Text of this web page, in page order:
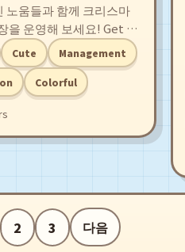
노움들과 함께 크리스마
을 운영해 보세요! Get to
Christmas Factory
스까지 아이들에게 전할
는 짧은 운영 게임입니
접 포장하고, 생산 설비를
움들을 관리하며, 업무를
선한 공장을 점점 더 원활
Cute Management
Colorful
2 3 다음